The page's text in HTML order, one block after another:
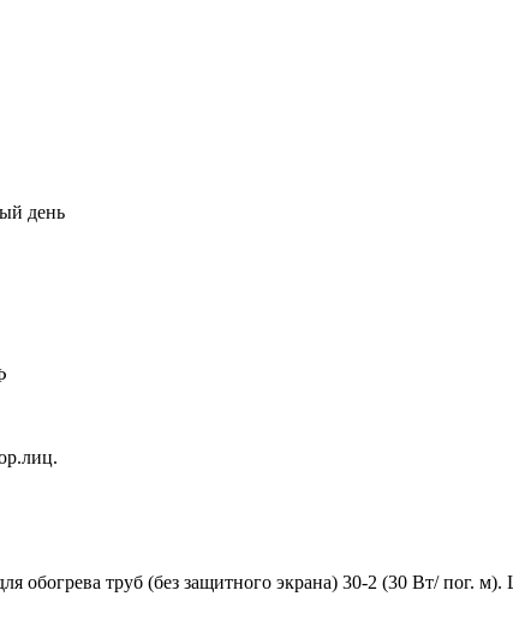
день
обогрева труб (без защитного экрана) 30-2 (30 Вт/ пог. м).